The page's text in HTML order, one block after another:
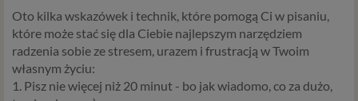
Oto kilka wskazówek i technik, które pomogą Ci w pisaniu,
które może stać się dla Ciebie najlepszym narzędziem
radzenia sobie ze stresem, urazem i frustracją w Twoim
własnym życiu:
1. Pisz nie więcej niż 20 minut - bo jak wiadomo, co za dużo,